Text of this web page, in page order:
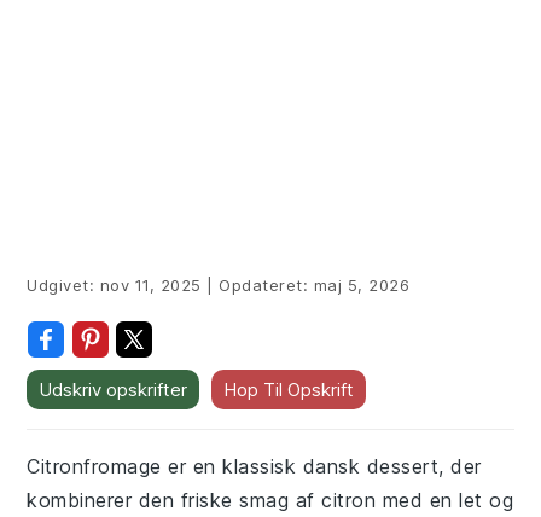
Udgivet: nov 11, 2025 Opdateret: maj 5, 2026
Udskriv opskrifter Hop Til Opskrift
Citronfromage er en klassisk dansk dessert, der
kombinerer den friske smag af citron med en let og